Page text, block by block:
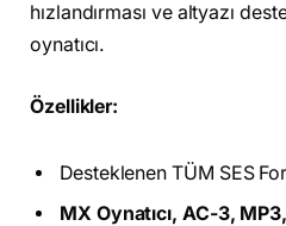
hızlandırması ve altyazı
oynatıcı.
Özellikler:
Desteklenen TÜM SES
MX Oynatıcı, AC-3,